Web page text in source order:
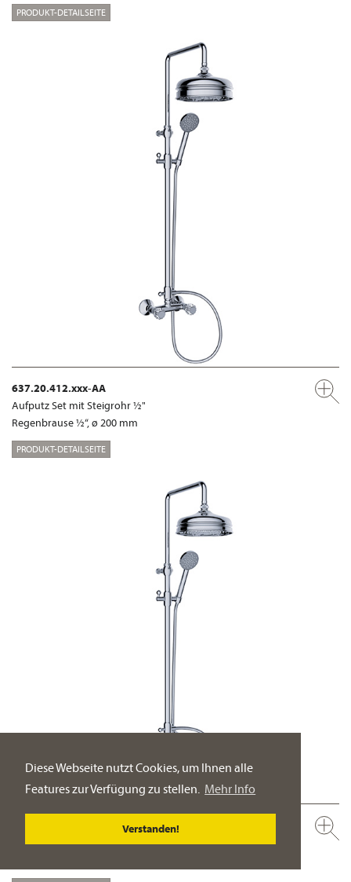
Diese Webseite nutzt Cookies, um Ihnen alle
Features zur Verfügung zu stellen. Mehr Info
Verstanden!
PRODUKT-DETAILSEITE
637.20.412.xxx-AA
Aufputz Set mit Steigrohr ½"
Regenbrause ½“, ø 200 mm
PRODUKT-DETAILSEITE
Aufputz Thermostat-Set mit Steigrohr ½"